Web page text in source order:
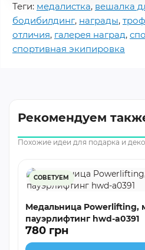
Теги: медалистка, вешалка
бодибилдинг, награды,
отличия, галерея наград,
спортивная экипировка
Рекомендуем
Похожие идеи для подарка и
СОВЕТУЕМ
Медальница Powerlifting, медальница
пауэрлифтинг hwd-a0391
780 грн